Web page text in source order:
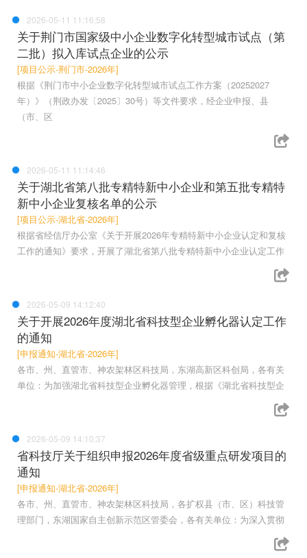
2026-05-11 11:16:58
关于荆门市国家级中小企业数字化转型城市试点（第
二批）拟入库试点企业的公示
[项目公示-荆门市-2026年]
根据《荆门市中小企业数字化转型城市试点工作方案（20252027
年）》（荆政办发〔2025〕30号）等文件要求，经企业申报、县
（市、区
2026-05-11 11:14:46
关于湖北省第八批专精特新中小企业和第五批专精特
新中小企业复核名单的公示
[项目公示-湖北省-2026年]
根据省经信厅办公室《关于开展2026年专精特新中小企业认定和复核
工作的通知》要求，开展了湖北省第八批专精特新中小企业认定工作
2026-05-09 14:12:40
关于开展2026年度湖北省科技型企业孵化器认定工作
的通知
[申报通知-湖北省-2026年]
各市、州、直管市、神农架林区科技局，东湖高新区科创局，各有关
单位：为加强湖北省科技型企业孵化器管理，根据《湖北省科技型企
2026-05-09 14:10:37
省科技厅关于组织申报2026年度省级重点研发项目的
通知
[申报通知-湖北省-2026年]
各市、州、直管市、神农架林区科技局，各扩权县（市、区）科技管
理部门，东湖国家自主创新示范区管委会，各有关单位：为深入贯彻